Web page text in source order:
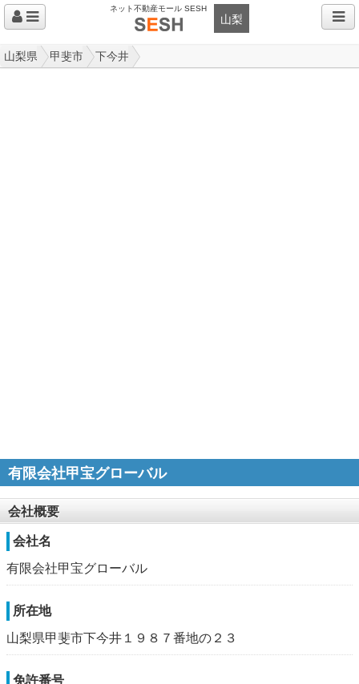
ネット不動産モール SESH
山梨
山梨県 甲斐市 下今井
有限会社甲宝グローバル
会社概要
会社名
有限会社甲宝グローバル
所在地
山梨県甲斐市下今井１９８７番地の２３
免許番号